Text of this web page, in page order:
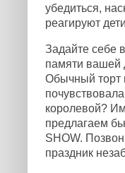
убедиться,
реагируют
Задайте себе
памяти вашей
Обычный торт
королевой?
предлагаем
SHOW.
праздник